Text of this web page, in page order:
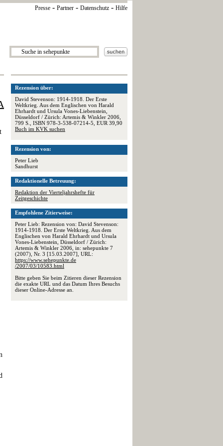
Presse - Partner - Datenschutz - Hilfe
Rezension über:
David Stevenson: 1914-1918. Der Erste
Weltkrieg. Aus dem Englischen von Harald
Ehrhardt und Ursula Vones-Liebenstein,
Düsseldorf / Zürich: Artemis & Winkler 2006,
799 S., ISBN 978-3-538-07214-5, EUR 39,90
Buch im KVK suchen
Rezension von:
Peter Lieb
Sandhurst
Redaktionelle Betreuung:
Redaktion der Vierteljahrshefte für
Zeitgeschichte
Empfohlene Zitierweise:
Peter Lieb: Rezension von: David Stevenson:
1914-1918. Der Erste Weltkrieg. Aus dem
Englischen von Harald Ehrhardt und Ursula
Vones-Liebenstein, Düsseldorf / Zürich:
Artemis & Winkler 2006, in: sehepunkte 7
(2007), Nr. 3 [15.03.2007], URL:
https://www.sehepunkte.de
/2007/03/10583.html
Bitte geben Sie beim Zitieren dieser Rezension
die exakte URL und das Datum Ihres Besuchs
dieser Online-Adresse an.